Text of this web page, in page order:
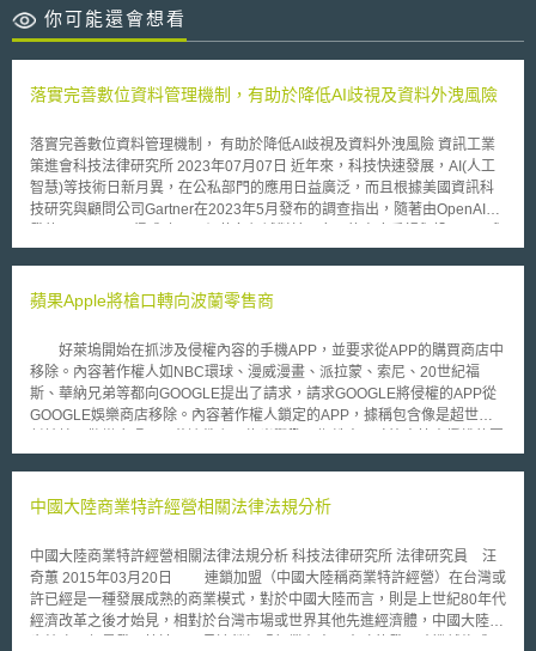
你可能還會想看
落實完善數位資料管理機制，有助於降低AI歧視及資料外洩風險
落實完善數位資料管理機制， 有助於降低AI歧視及資料外洩風險 資訊工業
策進會科技法律研究所 2023年07月07日 近年來，科技快速發展，AI(人工
智慧)等技術日新月異，在公私部門的應用日益廣泛，而且根據美國資訊科
技研究與顧問公司Gartner在2023年5月發布的調查指出，隨著由OpenAI開
此同時，AI歧視及資料外洩等問題，亦成為社會各界的重大關切議題。 壹、
《生成式人工智慧的經濟潛力：下一個生產力前沿(The next productivity
Gartner對於超過2500名高階主管的調查中，45%受訪者認為ChatGPT問
世，增加其對於AI的投資。而且68%受訪者認為AI的好處大於風險，僅有
5%受訪者認為風險大於好處[3]。然而有社會輿論認為AI的判斷依賴訓練資
料，將可能複製人類偏見，造成AI歧視問題，而且若程式碼有漏洞或帳戶被
受性別或膚色等歧視[4]，同時亦有論者認為若用於訓練AI的歷史資料，本身
劇，甚至永久化對於特定種族或性別的歧視[5]。 其次，關於資料外洩問
題，資安公司Group-IB指出因目前在預設情況下，ChatGPT將保存使用者
查詢及AI回應的訊息紀錄，若帳戶被盜，則可能洩露機敏資訊。據統計在
2022年6月至2023年5月間，在亞太地區有近41000個帳戶被盜，而在中東
和非洲地區有近25000個帳戶被盜，甚至在歐洲地區也有近17000個帳戶被
蘋果Apple將槍口轉向波蘭零售商
好萊塢開始在抓涉及侵權內容的手機APP，並要求從APP的購買商店中
移除。內容著作權人如NBC環球、漫威漫畫、派拉蒙、索尼、20世紀福
斯、華納兄弟等都向GOOGLE提出了請求，請求GOOGLE將侵權的APP從
GOOGLE娛樂商店移除。內容著作權人鎖定的APP，據稱包含像是超世紀
像。APP侵權的問題越來越嚴重，國際智慧財產聯盟發言人Steven J.
權內容來源的工具，以IP套索來進行偵測，可以顯示GOOGLE和APPLE的
內容的APP時，同時也會寄送移除請求的副本給相關的網站。依據
GOOGLE的政策，會將侵權的APP從GOOGLE商店上移除，但並不保證這
個APP也會一併從網路上消失。舉例來說，GOOGLE從線上商店移除哈比
人3D高畫質桌布，但是這APP還是可以從網路上的其它地方取得。
中國大陸商業特許經營相關法律法規分析
中國大陸商業特許經營相關法律法規分析 科技法律研究所 法律研究員 汪
奇蕙 2015年03月20日 連鎖加盟（中國大陸稱商業特許經營）在台灣或
許已經是一種發展成熟的商業模式，對於中國大陸而言，則是上世紀80年代
經濟改革之後才始見，相對於台灣市場或世界其他先進經濟體，中國大陸起